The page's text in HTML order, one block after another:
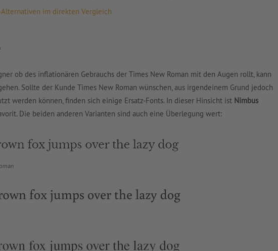
im direkten Vergleich
ob des inflationären Gebrauchs der Times New Roman mit den Augen rollt, kann
Sollte der Kunde Times New Roman wünschen, aus irgendeinem Grund jedoch
werden können, finden sich einige Ersatz-Fonts. In dieser Hinsicht ist Nimbus
Die beiden anderen Varianten sind auch eine Überlegung wert: